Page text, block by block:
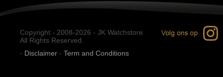
Copyright - 2008-2026 - JK Watchstore.
All Rights Reserved.
- Disclaimer - Term and Conditions